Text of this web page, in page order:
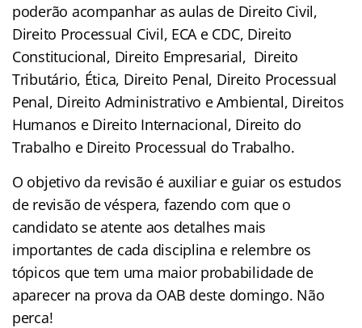
poderão acompanhar as aulas de Direito Civil,
Direito Processual Civil, ECA e CDC, Direito
Constitucional, Direito Empresarial, Direito
Tributário, Ética, Direito Penal, Direito Processual
Penal, Direito Administrativo e Ambiental, Direitos
Humanos e Direito Internacional, Direito do
Trabalho e Direito Processual do Trabalho.
O objetivo da revisão é auxiliar e guiar os estudos
de revisão de véspera, fazendo com que o
candidato se atente aos detalhes mais
importantes de cada disciplina e relembre os
tópicos que tem uma maior probabilidade de
aparecer na prova da OAB deste domingo. Não
perca!